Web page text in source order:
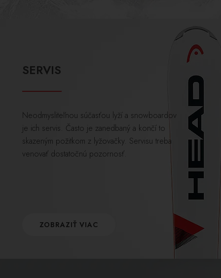
SERVIS
Neodmysliteľnou súčasťou lyží a snowboardov
je ich servis. Často je zanedbaný a končí to
skazeným požitkom z lyžovačky. Servisu treba
venovať dostatočnú pozornosť.
ZOBRAZIŤ VIAC